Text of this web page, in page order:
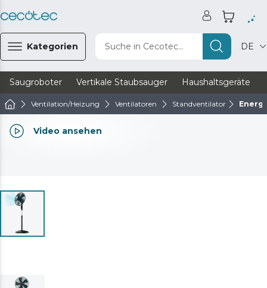
Kategorien Suche in Cecotec... DE
Saugroboter Vertikale Staubsauger Haushaltsgeräte
Ventilation/Heizung Ventilatoren Standventilator
Video ansehen